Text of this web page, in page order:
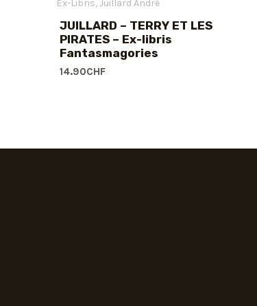
Ex-Libris Juillard André
JUILLARD – TERRY ET LES
PIRATES – Ex-libris
Fantasmagories
14.90CHF